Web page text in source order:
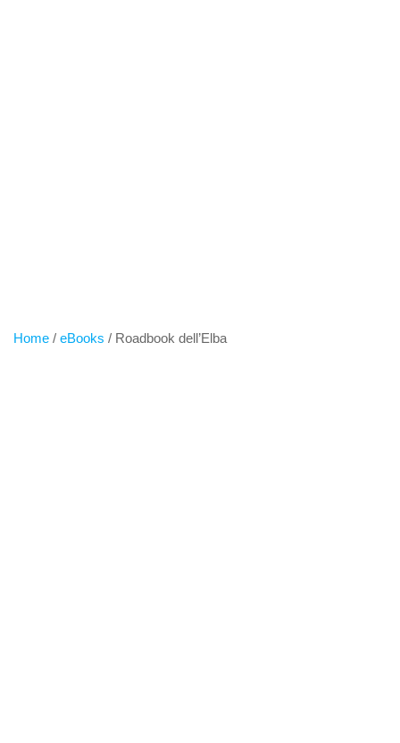
Home / eBooks / Roadbook dell’Elba